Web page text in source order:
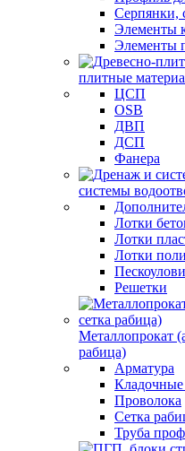
Серпянки,
Элементы
Элементы
плитные
ЦСП
OSB
ДВП
ДСП
Фанера
системы
Лотки
Лотки
Лотки
Решетки
Металлопрокат
рабица)
Арматура
Кладочные
Проволока
Сетка
Труба